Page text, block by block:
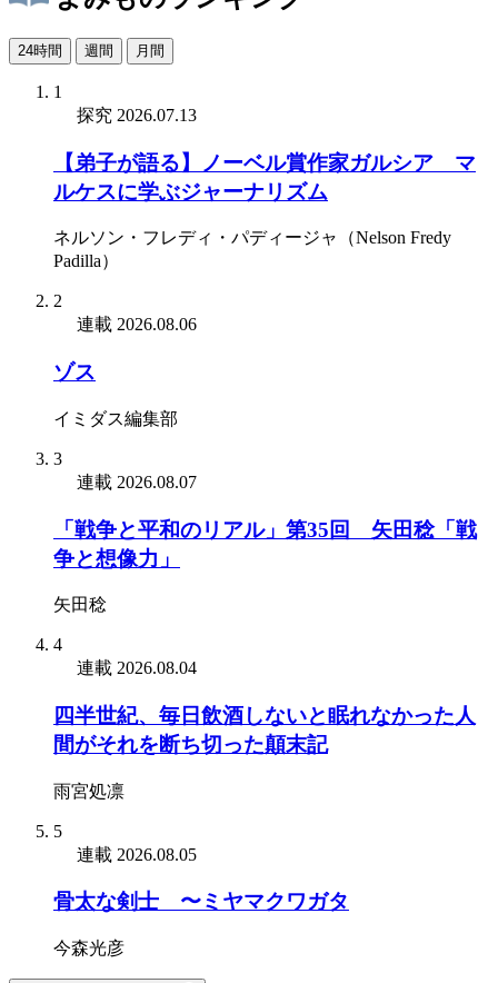
24時間 週間 月間
1
探究 2026.07.13
【弟子が語る】ノーベル賞作家ガルシア゠マ
ルケスに学ぶジャーナリズム
ネルソン・フレディ・パディージャ（Nelson Fredy
Padilla）
2
連載 2026.08.06
ゾス
イミダス編集部
3
連載 2026.08.07
「戦争と平和のリアル」第35回 矢田稔「戦
争と想像力」
矢田稔
4
連載 2026.08.04
四半世紀、毎日飲酒しないと眠れなかった人
間がそれを断ち切った顛末記
雨宮処凛
5
連載 2026.08.05
骨太な剣士 〜ミヤマクワガタ
今森光彦